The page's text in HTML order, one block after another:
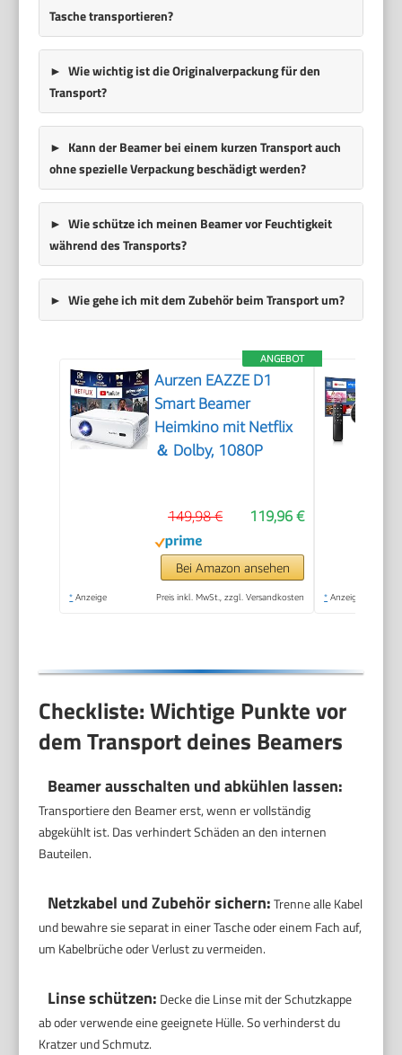
Tasche transportieren?
Wie wichtig ist die Originalverpackung für den
Transport?
Kann der Beamer bei einem kurzen Transport auch
ohne spezielle Verpackung beschädigt werden?
Wie schütze ich meinen Beamer vor Feuchtigkeit
während des Transports?
Wie gehe ich mit dem Zubehör beim Transport um?
ANGEBOT
Aurzen EAZZE D1
Smart Beamer
Heimkino mit Netflix
＆ Dolby, 1080P
119,96 €
149,98 €
Bei Amazon ansehen
* Anzeige Preis inkl. MwSt., zzgl. Versandkosten * Anzeige
Checkliste: Wichtige Punkte vor
dem Transport deines Beamers
Beamer ausschalten und abkühlen lassen:
Transportiere den Beamer erst, wenn er vollständig
abgekühlt ist. Das verhindert Schäden an den internen
Bauteilen.
Netzkabel und Zubehör sichern:Trenne alle Kabel
und bewahre sie separat in einer Tasche oder einem Fach auf,
um Kabelbrüche oder Verlust zu vermeiden.
Linse schützen: Decke die Linse mit der Schutzkappe
ab oder verwende eine geeignete Hülle. So verhinderst du
Kratzer und Schmutz.